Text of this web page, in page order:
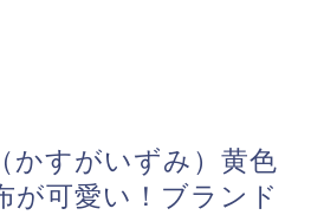
かすがいずみ）黄色
が可愛い！ブランド